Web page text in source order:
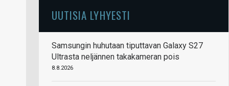
UUTISIA LYHYESTI
Samsungin huhutaan tiputtavan Galaxy S27
Ultrasta neljännen takakameran pois
8.8.2026